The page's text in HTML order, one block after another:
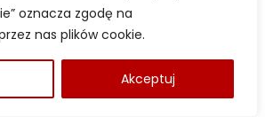
oznacza zgodę na
nas plików cookie.
Akceptuj